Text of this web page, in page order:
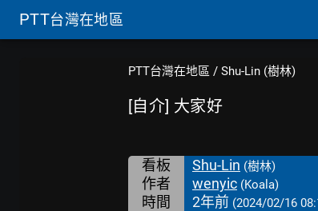
PTT台灣在地區
PTT台灣在地區 / Shu-Lin (樹林)
[自介] 大家好
看板 Shu-Lin (樹林)
作者 wenyic (Koala)
時間 2年前 (2024/02/16